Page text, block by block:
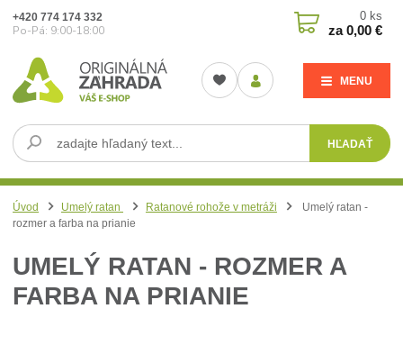
MENU
HĽADAŤ
+420 774 174 332
Po-Pá: 9:00-18:00
0 ks
za0,00 €
Úvod Umelý ratan Ratanové rohože v metráži
Umelý ratan -
rozmer a farba na prianie
UMELÝ RATAN - ROZMER A
FARBA NA PRIANIE